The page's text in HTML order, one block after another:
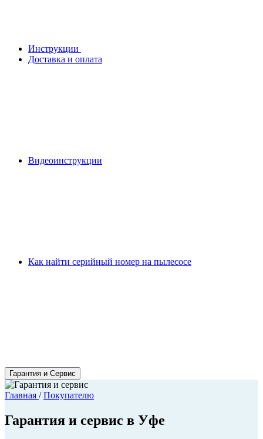
Инструкции
Доставка и оплата
Видеоинструкции
Как найти серийный номер на пылесосе
Гарантия и Сервис
Главная / Покупателю
Гарантия и сервис в Уфе